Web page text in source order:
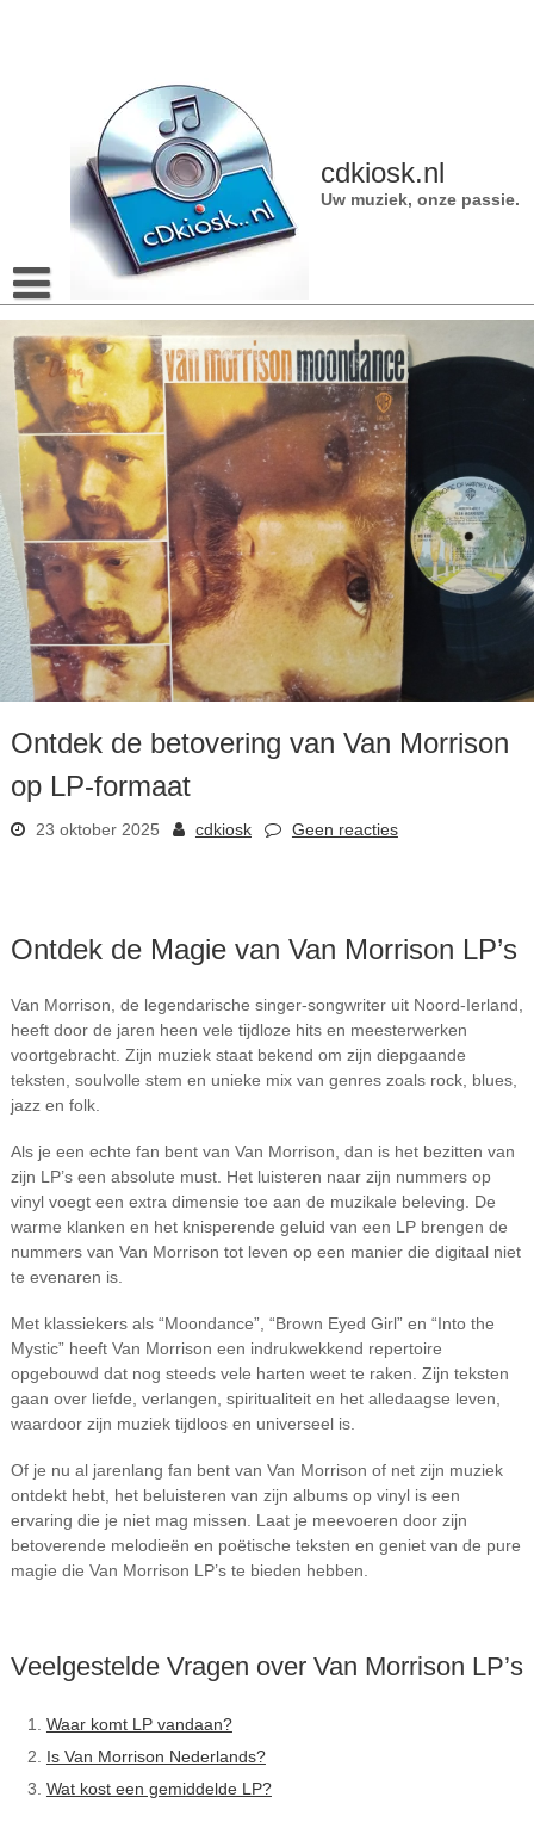
cdkiosk.nl
Uw muziek, onze passie.
Ontdek de betovering van Van Morrison
op LP-formaat
23 oktober 2025 cdkiosk Geen reacties
Ontdek de Magie van Van Morrison LP’s
Van Morrison, de legendarische singer-songwriter uit Noord-Ierland,
heeft door de jaren heen vele tijdloze hits en meesterwerken
voortgebracht. Zijn muziek staat bekend om zijn diepgaande
teksten, soulvolle stem en unieke mix van genres zoals rock, blues,
jazz en folk.
Als je een echte fan bent van Van Morrison, dan is het bezitten van
zijn LP’s een absolute must. Het luisteren naar zijn nummers op
vinyl voegt een extra dimensie toe aan de muzikale beleving. De
warme klanken en het knisperende geluid van een LP brengen de
nummers van Van Morrison tot leven op een manier die digitaal niet
te evenaren is.
Met klassiekers als “Moondance”, “Brown Eyed Girl” en “Into the
Mystic” heeft Van Morrison een indrukwekkend repertoire
opgebouwd dat nog steeds vele harten weet te raken. Zijn teksten
gaan over liefde, verlangen, spiritualiteit en het alledaagse leven,
waardoor zijn muziek tijdloos en universeel is.
Of je nu al jarenlang fan bent van Van Morrison of net zijn muziek
ontdekt hebt, het beluisteren van zijn albums op vinyl is een
ervaring die je niet mag missen. Laat je meevoeren door zijn
betoverende melodieën en poëtische teksten en geniet van de pure
magie die Van Morrison LP’s te bieden hebben.
Veelgestelde Vragen over Van Morrison LP’s
Waar komt LP vandaan?
Is Van Morrison Nederlands?
Wat kost een gemiddelde LP?